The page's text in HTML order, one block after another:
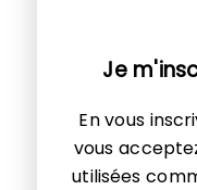
Je
En vous
vous
utilisées